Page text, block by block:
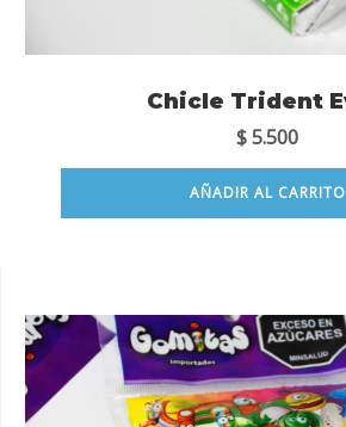
Chicle Trident
$5.500
AÑADIR AL CARRITO